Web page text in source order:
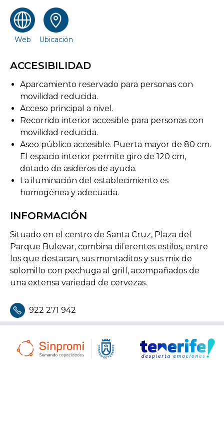
Web Ubicación
ACCESIBILIDAD
Aparcamiento reservado para personas con
movilidad reducida.
Acceso principal a nivel.
Recorrido interior accesible para personas con
movilidad reducida.
Aseo público accesible. Puerta mayor de 80 cm.
El espacio interior permite giro de 120 cm,
dotado de asideros de ayuda.
La iluminación del establecimiento es
homogénea y adecuada.
INFORMACIÓN
Situado en el centro de Santa Cruz, Plaza del
Parque Bulevar, combina diferentes estilos, entre
los que destacan, sus montaditos y sus mix de
solomillo con pechuga al grill, acompañados de
una extensa variedad de cervezas.
922 271 942